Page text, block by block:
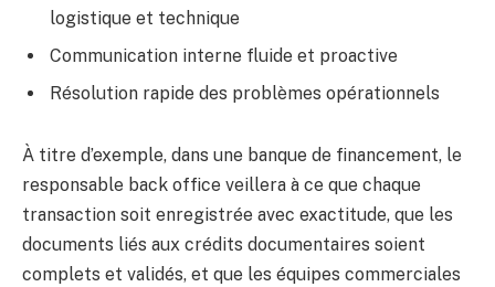
logistique et technique
Communication interne fluide et proactive
Résolution rapide des problèmes opérationnels
À titre d’exemple, dans une banque de financement, le
responsable back office veillera à ce que chaque
transaction soit enregistrée avec exactitude, que les
documents liés aux crédits documentaires soient
complets et validés, et que les équipes commerciales